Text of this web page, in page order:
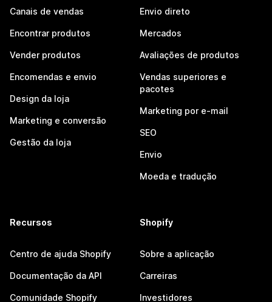
Canais de vendas
Encontrar produtos
Vender produtos
Encomendas e envio
Design da loja
Marketing e conversão
Gestão da loja
Envio direto
Mercados
Avaliações de produtos
Vendas superiores e
pacotes
Marketing por e-mail
SEO
Envio
Moeda e tradução
Recursos
Centro de ajuda Shopify
Documentação da API
Comunidade Shopify
Shopify
Sobre a aplicação
Carreiras
Investidores